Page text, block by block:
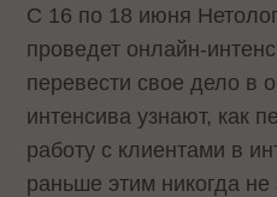
С 16 по 18 июня
проведет онлайн-
перевести свое дело в
интенсива узнают, как
работу с клиентами в
раньше этим никогда не